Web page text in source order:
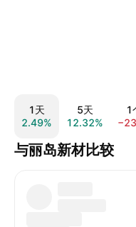
1天
2.49%
5天
12.32%
1
与丽岛新材比较